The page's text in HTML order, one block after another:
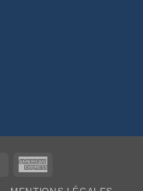
MasterCard